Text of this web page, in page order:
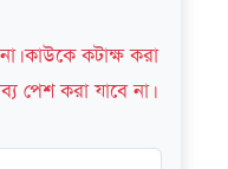
কাউকে কটাক্ষ করা
পেশ করা যাবে না।